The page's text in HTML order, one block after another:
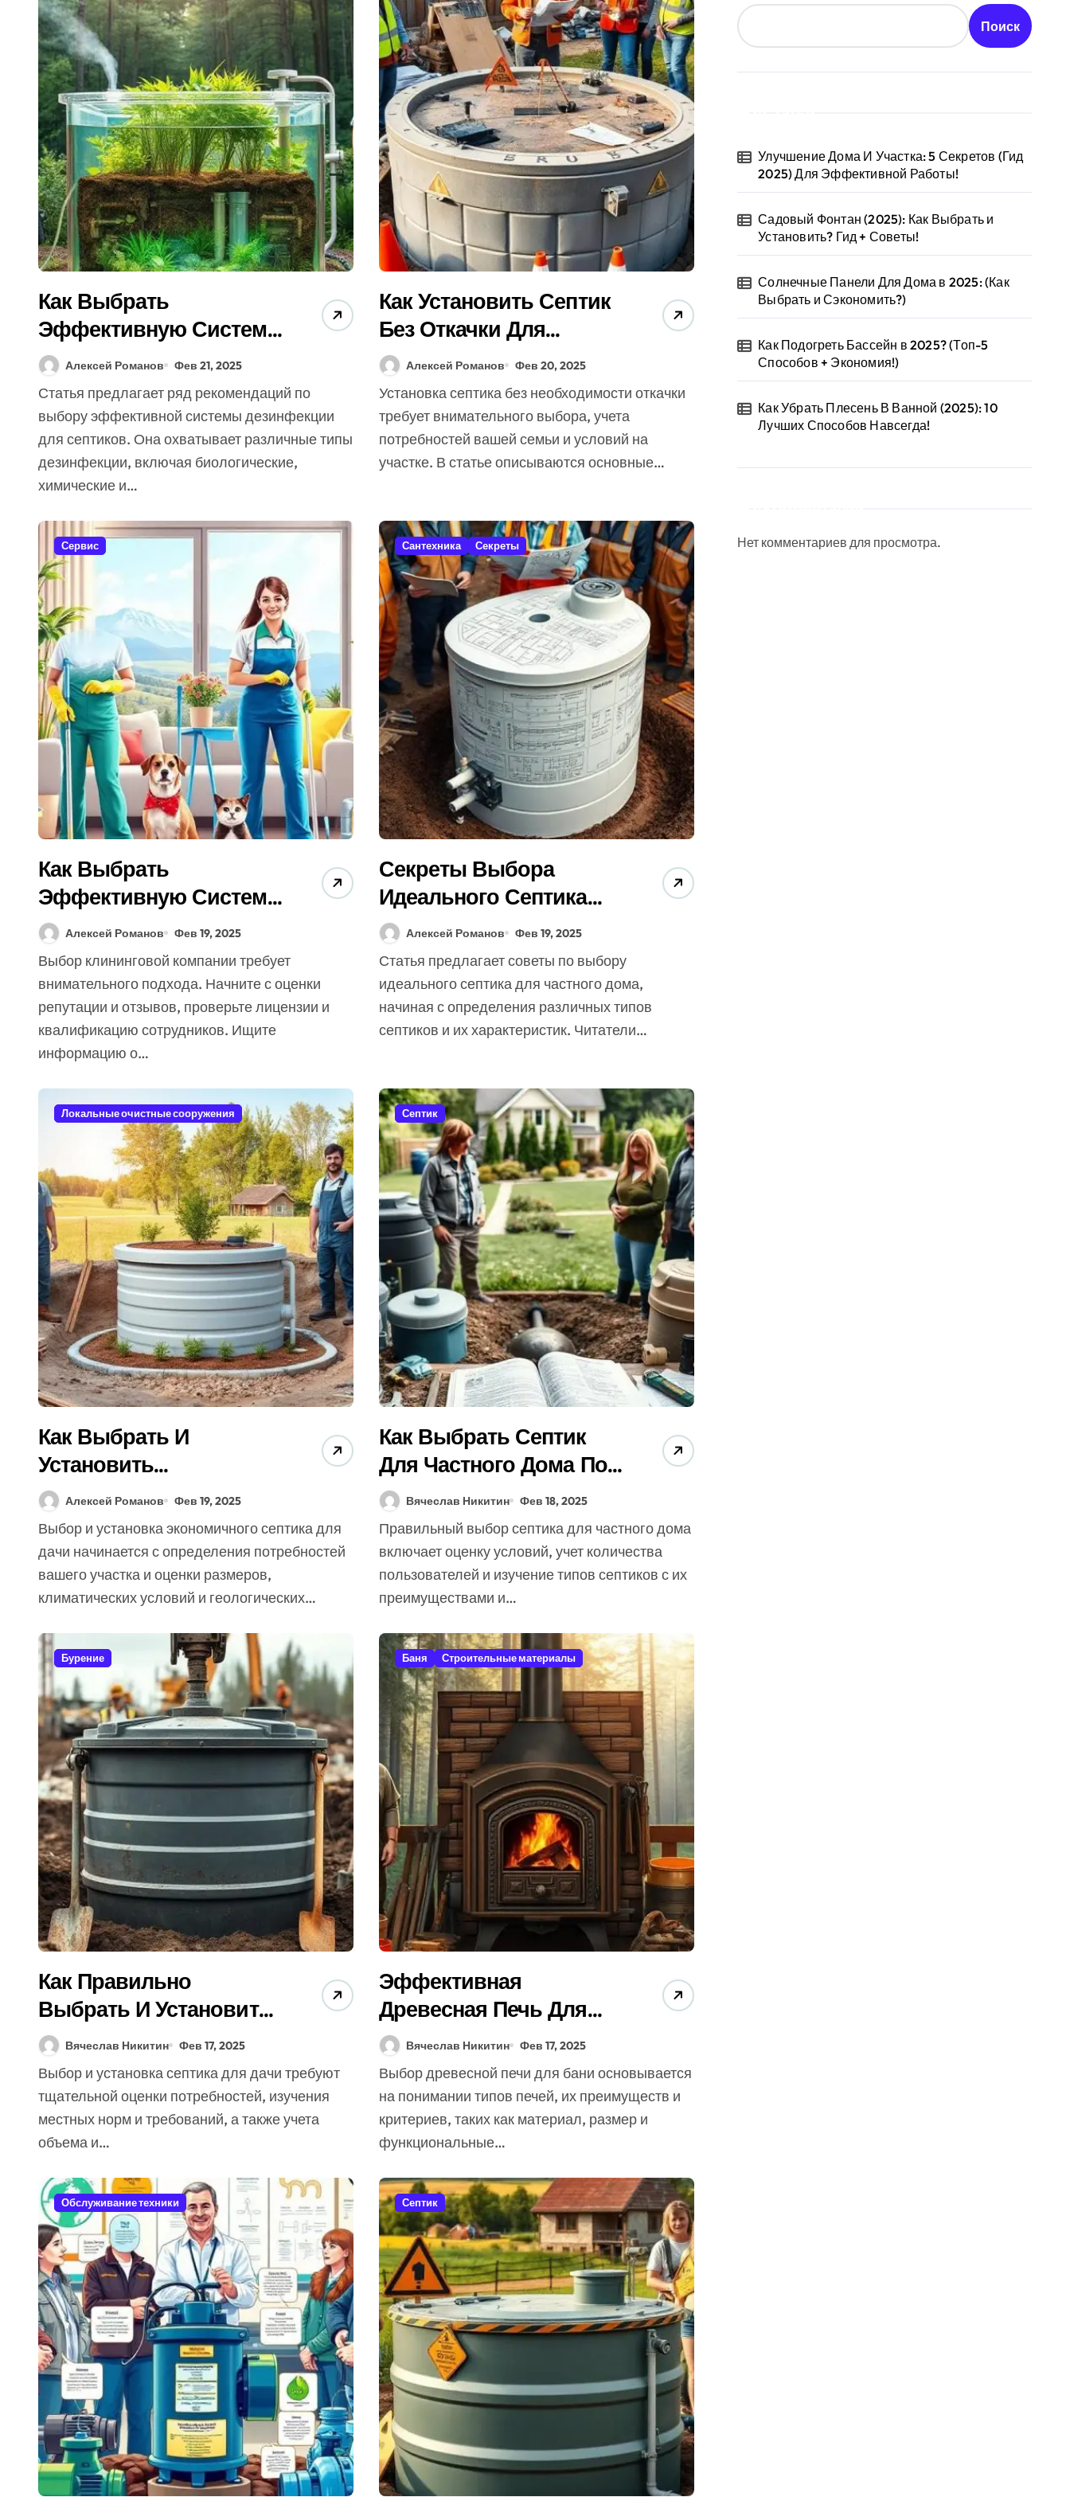
Как Выбрать Печь Для Бани в 2025: Гид по 10 Лучшим Моделям (Советы)!
Гидроизоляция Бассейна (2025): Как Выбрать? Гид + Секреты!
Душевая Кабина Для Пожилых: Как Выбрать Лучшую (Гид 2025 + Советы Экспертов)
Обогрев Бытовки Зимой 2025: Какой Лучше (Топ-5) + Секреты Экономии!
Электроинструмент (2025): Как Выбрать Лучший Для Дома Бесплатно + Гид!
Как Выбрать Фильтр Для Дачи в 2024? (Гид + Советы Эксперта).
Вентиляция Бассейна (2025): Гид по Выбору и Установке Бесплатно!
Улучшение Дома И Участка: 5 Секретов (Гид 2025) Для Эффективной Работы!
Как Выбрать
Эффективную Систему
Дезинфекции Для
Септика (7 Советов
Экспертов)
Алексей Романов Фев 21, 2025
Статья предлагает ряд рекомендаций по
выбору эффективной системы дезинфекции
для септиков. Она охватывает различные типы
дезинфекции, включая биологические,
химические и…
Как Установить Септик
Без Откачки Для
Загородного Дома (7
Советов Экспертов)
Алексей Романов Фев 20, 2025
Установка септика без необходимости откачки
требует внимательного выбора, учета
потребностей вашей семьи и условий на
участке. В статье описываются основные…
Сервис
Как Выбрать
Эффективную Систему
Клининг Услуг? 7
Советов Экспертов
(Бесплатно)
Алексей Романов Фев 19, 2025
Выбор клининговой компании требует
внимательного подхода. Начните с оценки
репутации и отзывов, проверьте лицензии и
квалификацию сотрудников. Ищите
информацию о…
Сантехника Секреты
Секреты Выбора
Идеального Септика
Для Дома (7 Советов
Экспертов)
Алексей Романов Фев 19, 2025
Статья предлагает советы по выбору
идеального септика для частного дома,
начиная с определения различных типов
септиков и их характеристик. Читатели…
Локальные очистные сооружения
Как Выбрать И
Установить
Экономичный Септик
Для Дачи (Секреты
Экспертов)
Алексей Романов Фев 19, 2025
Выбор и установка экономичного септика для
дачи начинается с определения потребностей
вашего участка и оценки размеров,
климатических условий и геологических…
Септик
Как Выбрать Септик
Для Частного Дома Под
Ключ? (Секреты И
Советы Экспертов)
Вячеслав Никитин Фев 18, 2025
Правильный выбор септика для частного дома
включает оценку условий, учет количества
пользователей и изучение типов септиков с их
преимуществами и…
Бурение
Как Правильно
Выбрать И Установить
Септик Для Дачи (5
Советов От Экспертов)
Вячеслав Никитин Фев 17, 2025
Выбор и установка септика для дачи требуют
тщательной оценки потребностей, изучения
местных норм и требований, а также учета
объема и…
Баня Строительные материалы
Эффективная
Древесная Печь Для
Бани: 7 Советов
Экспертов (Как
Выбрать Бесплатно?)
Вячеслав Никитин Фев 17, 2025
Выбор древесной печи для бани основывается
на понимании типов печей, их преимуществ и
критериев, таких как материал, размер и
функциональные…
Обслуживание техники Септик
Поиск
Улучшение Дома И Участка: 5 Секретов (Гид
2025) Для Эффективной Работы!
Садовый Фонтан (2025): Как Выбрать и
Установить? Гид + Советы!
Солнечные Панели Для Дома в 2025: (Как
Выбрать и Сэкономить?)
Как Подогреть Бассейн в 2025? (Топ-5
Способов + Экономия!)
Как Убрать Плесень В Ванной (2025): 10
Лучших Способов Навсегда!
Нет комментариев для просмотра.